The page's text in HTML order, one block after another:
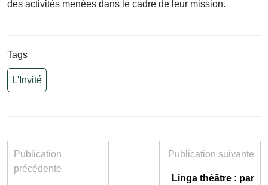
des activités menées dans le cadre de leur mission.
Tags
L'Invité
Publication
précédente
Publication suivante
Linga théâtre : par